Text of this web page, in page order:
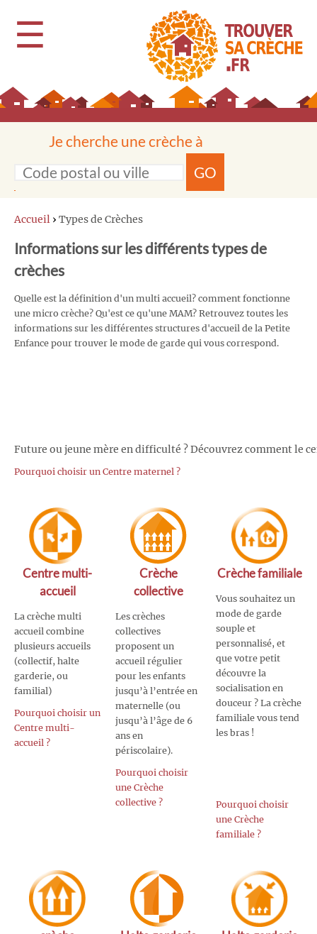
☰
Je cherche une crèche à
GO
Accueil › Types de Crèches
Informations sur les différents types de
crèches
Quelle est la définition d'un multi accueil? comment fonctionne
une micro crèche? Qu'est ce qu'une MAM? Retrouvez toutes les
informations sur les différentes structures d'accueil de la Petite
Enfance pour trouver le mode de garde qui vous correspond.
Future ou jeune mère en difficulté ? Découvrez comment le
Pourquoi choisir un Centre maternel ?
Centre multi-
accueil
La crèche multi
accueil combine
plusieurs accueils
(collectif, halte
garderie, ou
familial)
Pourquoi choisir un
Centre multi-
accueil ?
Crèche
collective
Les crèches
collectives
proposent un
accueil régulier
pour les enfants
jusqu’à l’entrée en
maternelle (ou
jusqu’à l’âge de 6
ans en
périscolaire).
Pourquoi choisir
une Crèche
collective ?
Crèche familiale
Vous souhaitez un
mode de garde
souple et
personnalisé, et
que votre petit
découvre la
socialisation en
douceur ? La crèche
familiale vous tend
les bras !
Pourquoi choisir
une Crèche
familiale ?